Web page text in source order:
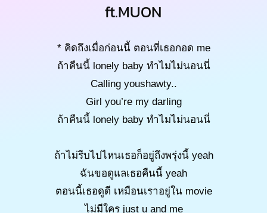
ft.MUON
* คิดถึงเมื่อก่อนนี้ ตอนที่เธอกอด me
ถ้าคืนนี้ lonely baby ทำไมไม่นอนนี่
Calling youshawty..
Girl you’re my darling
ถ้าคืนนี้ lonely baby ทำไมไม่นอนนี่
ถ้าไม่รีบไปไหนเธอก็อยู่ถึงพรุ่งนี้ yeah
ฉันขอดูแลเธอคืนนี้ yeah
ตอนนี้เธอดูดี เหมือนเราอยู่ใน movie
ไม่มีใคร just u and me